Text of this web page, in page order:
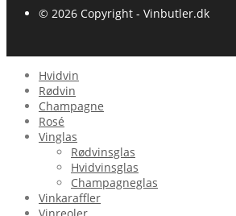
© 2026 Copyright - Vinbutler.dk
Hvidvin
Rødvin
Champagne
Rosé
Vinglas
Rødvinsglas
Hvidvinsglas
Champagneglas
Vinkaraffler